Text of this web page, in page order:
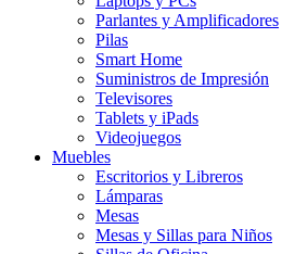
Parlantes y Amplificadores
Pilas
Smart Home
Suministros de Impresión
Televisores
Tablets y iPads
Videojuegos
Muebles
Escritorios y Libreros
Lámparas
Mesas
Mesas y Sillas para Niños